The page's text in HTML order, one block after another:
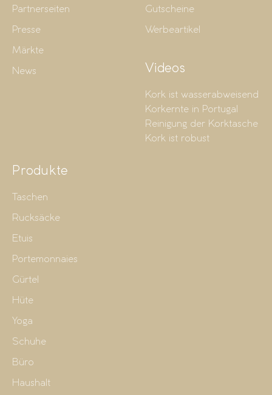
Partnerseiten
Presse
Märkte
News
Gutscheine
Werbeartikel
Videos
Kork ist wasserabweisend
Korkernte in Portugal
Reinigung der Korktasche
Kork ist robust
Produkte
Taschen
Rucksäcke
Etuis
Portemonnaies
Gürtel
Hüte
Yoga
Schuhe
Büro
Haushalt